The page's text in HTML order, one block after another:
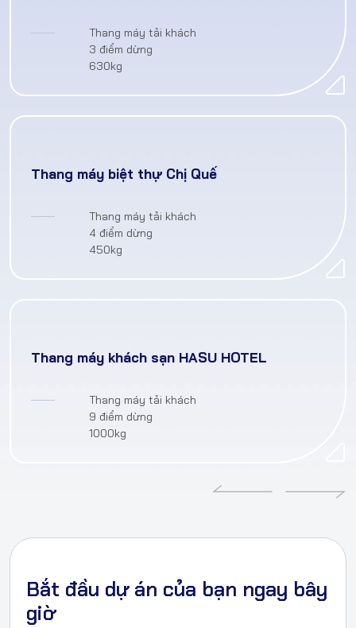
Thang máy tải khách
3 điểm dừng
630kg
Thang máy biệt thự Chị Quế
Thang máy tải khách
4 điểm dừng
450kg
Thang máy khách sạn HASU HOTEL
Thang máy tải khách
9 điểm dừng
1000kg
Bắt đầu dự án của bạn ngay bây
giờ